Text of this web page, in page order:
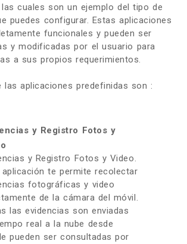
cuales son un ejemplo del tipo de
puedes configurar. Estas aplicaciones
funcionales y pueden ser
y modificadas por el usuario para
a sus propios requerimientos.
las aplicaciones predefinidas son :
y Registro Fotos y
y Registro Fotos y Video.
aplicación te permite recolectar
fotográficas y video
de la cámara del móvil.
las evidencias son enviadas
real a la nube desde
pueden ser consultadas por